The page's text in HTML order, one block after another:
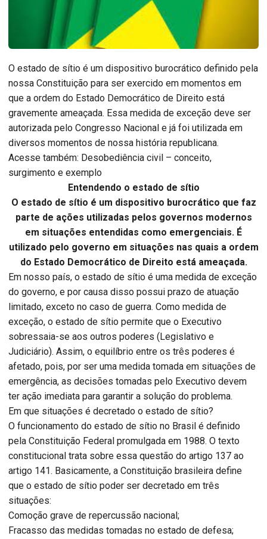
O estado de sítio é um dispositivo burocrático definido pela
nossa Constituição para ser exercido em momentos em
que a ordem do Estado Democrático de Direito está
gravemente ameaçada. Essa medida de exceção deve ser
autorizada pelo Congresso Nacional e já foi utilizada em
diversos momentos de nossa história republicana.
Acesse também: Desobediência civil – conceito,
surgimento e exemplo
Entendendo o estado de sítio
O estado de sítio é um dispositivo burocrático que faz
parte de ações utilizadas pelos governos modernos
em situações entendidas como emergenciais. É
utilizado pelo governo em situações nas quais a ordem
do Estado Democrático de Direito está ameaçada.
Em nosso país, o estado de sítio é uma medida de exceção
do governo, e por causa disso possui prazo de atuação
limitado, exceto no caso de guerra. Como medida de
exceção, o estado de sítio permite que o Executivo
sobressaia-se aos outros poderes (Legislativo e
Judiciário). Assim, o equilíbrio entre os três poderes é
afetado, pois, por ser uma medida tomada em situações de
emergência, as decisões tomadas pelo Executivo devem
ter ação imediata para garantir a solução do problema.
Em que situações é decretado o estado de sítio?
O funcionamento do estado de sítio no Brasil é definido
pela Constituição Federal promulgada em 1988. O texto
constitucional trata sobre essa questão do artigo 137 ao
artigo 141. Basicamente, a Constituição brasileira define
que o estado de sítio poder ser decretado em três
situações:
Comoção grave de repercussão nacional;
Fracasso das medidas tomadas no estado de defesa;